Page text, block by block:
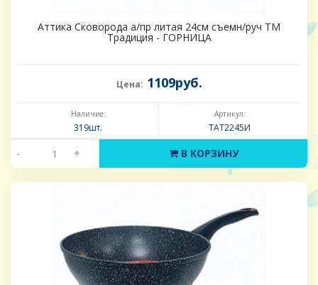
Аттика Сковорода а/пр литая 24см съемн/руч ТМ
Традиция - ГОРНИЦА
Цена: 1109руб.
Наличие:
319шт.
Артикул:
ТАТ2245И
- + В КОРЗИНУ